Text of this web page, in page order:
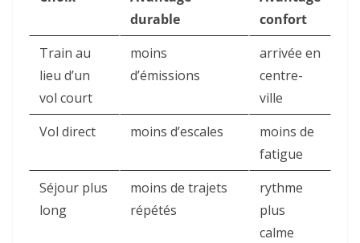
durable
confort
Train au
lieu d’un
vol court
moins
d’émissions
arrivée en
centre-
ville
Vol direct
moins d’escales
moins de
fatigue
Séjour plus
long
moins de trajets
répétés
rythme
plus
calme